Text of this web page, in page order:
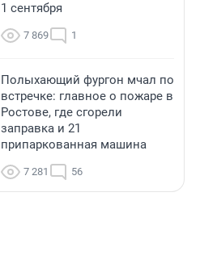
1 сентября
7 869 1
Полыхающий фургон мчал по
встречке: главное о пожаре в
Ростове, где сгорели
заправка и 21
припаркованная машина
7 281 56